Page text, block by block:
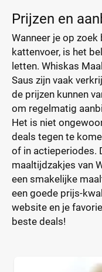
Prijzen en
Wanneer je op
kattenvoer, is het
letten. Whiskas
Saus zijn vaak
de prijzen kunnen
om regelmatig
Het is niet
deals tegen te
of in actieperiodes.
maaltijdzakjes van
een smakelijke
een goede prijs-
website en je
beste deals!